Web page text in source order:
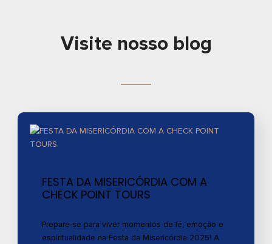
Visite nosso blog
FESTA DA MISERICÓRDIA COM A
CHECK POINT TOURS
Prepare-se para viver momentos de fé, emoção e
espiritualidade na Festa da Misericórdia 2025! A